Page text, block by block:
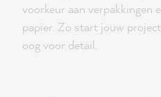
voorkeur aan verpakkingen
papier. Zo start jouw
oog voor detail.